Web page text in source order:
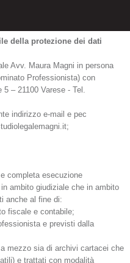
della protezione dei dati
Avv. Maura Magni in persona
Professionista) con
– 21100 Varese - Tel.
indirizzo e-mail e pec
completa esecuzione
ambito giudiziale che in ambito
anche al fine di:
fiscale e contabile;
e previsti dalla
mezzo sia di archivi cartacei che
e trattati con modalità